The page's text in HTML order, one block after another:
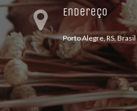
Endereço
Porto Alegre, RS, Brasil